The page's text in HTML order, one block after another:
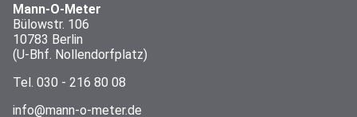
Mann-O-Meter
Bülowstr. 106
10783 Berlin
(U-Bhf. Nollendorfplatz)
Tel. 030 - 216 80 08
info@mann-o-meter.de